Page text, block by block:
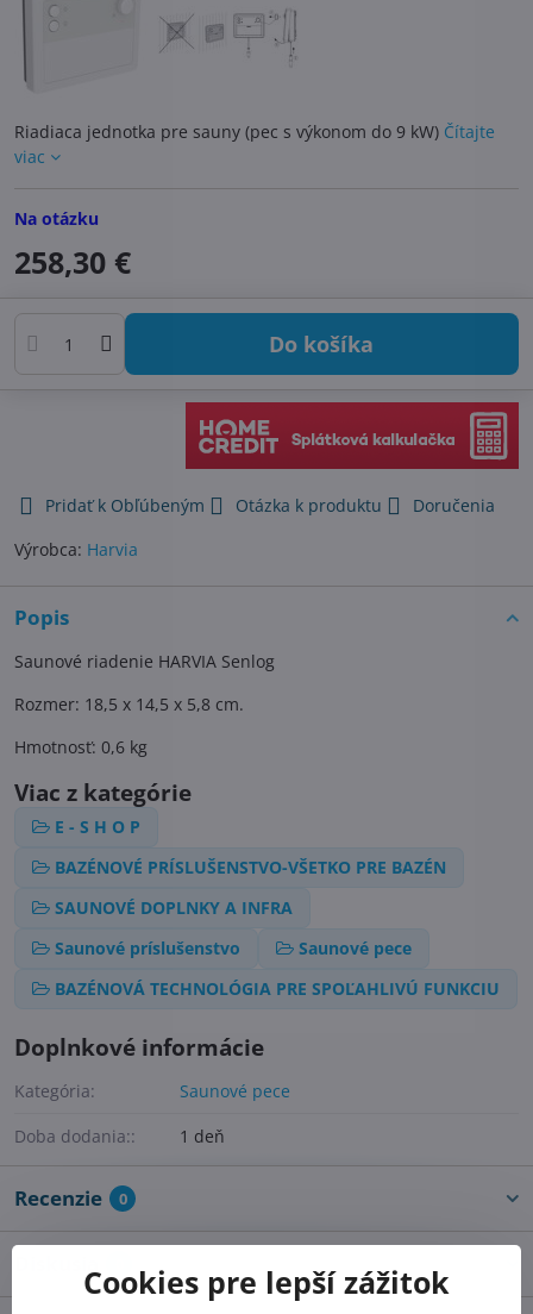
Riadiaca jednotka pre sauny (pec s výkonom do 9 kW) Čítajte
viac
Na otázku
258,30 €
Do košíka
Pridať k Obľúbeným Otázka k produktu
Doručenia
Výrobca: Harvia
Popis
Saunové riadenie HARVIA Senlog
Rozmer: 18,5 x 14,5 x 5,8 cm.
Hmotnosť: 0,6 kg
Viac z kategórie
E - S H O P
BAZÉNOVÉ PRÍSLUŠENSTVO-VŠETKO PRE BAZÉN
SAUNOVÉ DOPLNKY A INFRA
Saunové príslušenstvo
Saunové pece
BAZÉNOVÁ TECHNOLÓGIA PRE SPOĽAHLIVÚ FUNKCIU
Doplnkové informácie
Kategória:
Saunové pece
Doba dodania::
1 deň
Recenzie 0
Cookies pre lepší zážitok